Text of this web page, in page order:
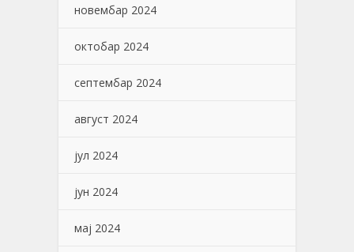
новембар 2024
октобар 2024
септембар 2024
август 2024
јул 2024
јун 2024
мај 2024